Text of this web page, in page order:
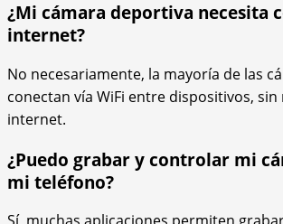
¿Mi cámara deportiva necesita
internet?
No necesariamente, la mayoría de las
conectan vía WiFi entre dispositivos,
internet.
¿Puedo grabar y controlar mi
mi teléfono?